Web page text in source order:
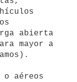
abierta
mayor a